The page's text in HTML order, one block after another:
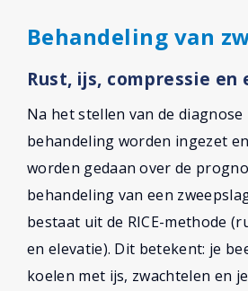
Behandeling van
Rust, ijs, compressie en
Na het stellen van de
behandeling worden ingezet
worden gedaan over de
behandeling van een
bestaat uit de RICE-methode
en elevatie). Dit betekent: je
koelen met ijs, zwachtelen en